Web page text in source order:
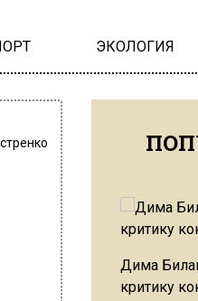
ЭКОЛОГИЯ
Дима
критику